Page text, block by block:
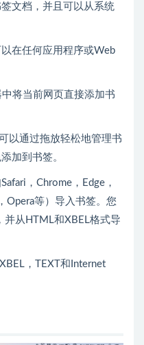
文档，并且可以从系统
在任何应用程序或Web
将当前网页直接添加书
以通过拖放轻松地管理书
加到书签。
，Chrome，Edge，
Opera等）导入书签。您
并从HTML和XBEL格式导
，TEXT和Internet